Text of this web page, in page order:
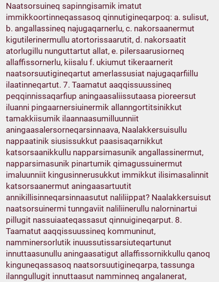
Naatsorsuineq sapinngisamik imatut
immikkoortinneqassasoq qinnutigineqarpoq: a. sulisut,
b. angallassineq najugaqarnerlu, c. nakorsaanermut
kigutilerinermullu atortorissaarutit, d. nakorsaatit
atorlugillu nunguttartut allat, e. pilersaarusiorneq
allaffissornerlu, kiisalu f. ukiumut tikeraarnerit
naatsorsuutigineqartut amerlassusiat najugaqarfiillu
ilaatinneqartut. 7. Taamatut aaqqissuussineq
peqqinnissaqarfiup aningaasaliissutaasa pioreersut
iluanni pingaarnersiuinermik allanngortitsinikkut
tamakkiisumik ilaannaasumilluunniit
aningaasalersorneqarsinnaava, Naalakkersuisullu
nappaatinik siusissukkut paasisaqarnikkut
katsorsaanikkullu napparsimasunik angallassinermut,
napparsimasunik pinartumik qimagussuinermut
imaluunniit kingusinnerusukkut immikkut ilisimasalinnit
katsorsaanermut aningaasartuutit
annikillisinneqarsinnaasutut naliliippat? Naalakkersuisut
naatsorsuinermi tunngaviit naliliinerullu nalorninartui
pillugit nassuiaateqassasut qinnuigineqarput. 8.
Taamatut aaqqissuussineq kommuninut,
namminersorlutik inuussutissarsiuteqartunut
innuttaasunullu aningaasatigut allaffissornikkullu qanoq
kinguneqassasoq naatsorsuutigineqarpa, tassunga
ilanngullugit innuttaasut namminneq angalanerat,